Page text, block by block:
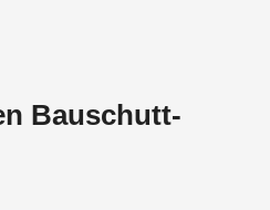
Bauschutt-